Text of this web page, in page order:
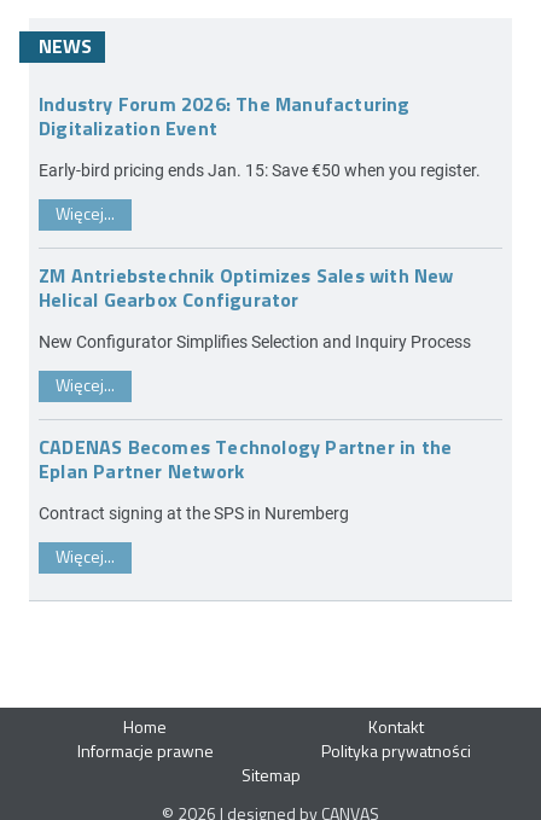
NEWS
Industry Forum 2026: The Manufacturing
Digitalization Event
Early-bird pricing ends Jan. 15: Save €50 when you register.
Więcej...
ZM Antriebstechnik Optimizes Sales with New
Helical Gearbox Configurator
New Configurator Simplifies Selection and Inquiry Process
Więcej...
CADENAS Becomes Technology Partner in the
Eplan Partner Network
Contract signing at the SPS in Nuremberg
Więcej...
Home
Kontakt
Informacje prawne
Polityka prywatności
Sitemap
© 2026 | designed by CANVAS